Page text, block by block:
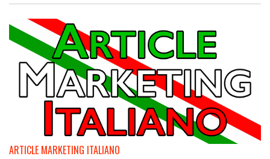
ARTICLE MARKETING ITALIANO